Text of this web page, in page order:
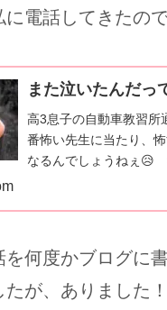
電話してきたの
また泣いたんだっ
高3息子の自動車教習所
番怖い先生に当たり、
なるんでしょうねぇ😥
何度かブログに
が、ありました！